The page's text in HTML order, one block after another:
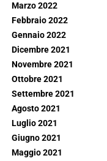
Marzo 2022
Febbraio 2022
Gennaio 2022
Dicembre 2021
Novembre 2021
Ottobre 2021
Settembre 2021
Agosto 2021
Luglio 2021
Giugno 2021
Maggio 2021